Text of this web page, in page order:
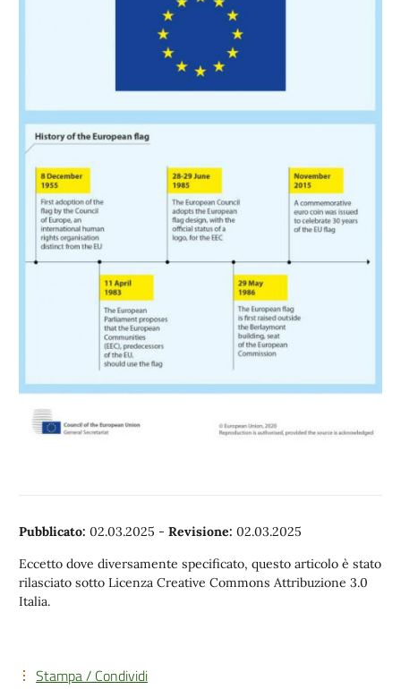
Pubblicato: 02.03.2025 - Revisione: 02.03.2025
Eccetto dove diversamente specificato, questo articolo è stato
rilasciato sotto Licenza Creative Commons Attribuzione 3.0
Italia.
Stampa / Condividi